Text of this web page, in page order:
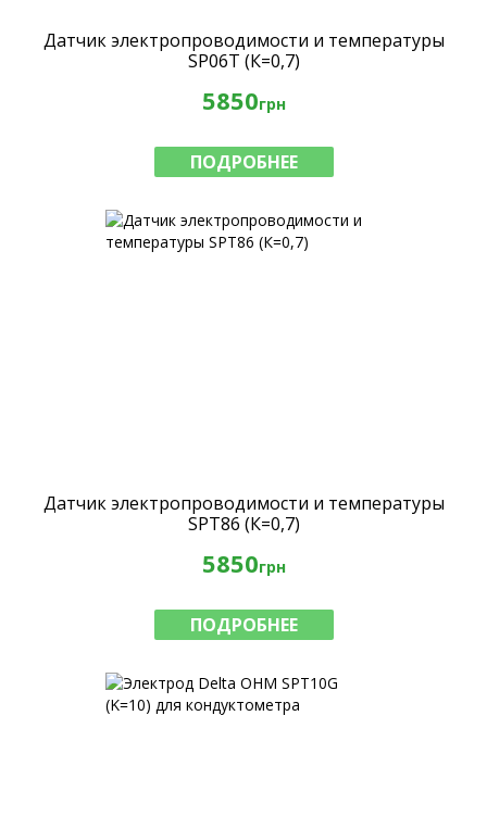
Датчик электропроводимости и температуры
SP06T (К=0,7)
5850грн
ПОДРОБНЕЕ
Датчик электропроводимости и температуры
SPT86 (К=0,7)
5850грн
ПОДРОБНЕЕ